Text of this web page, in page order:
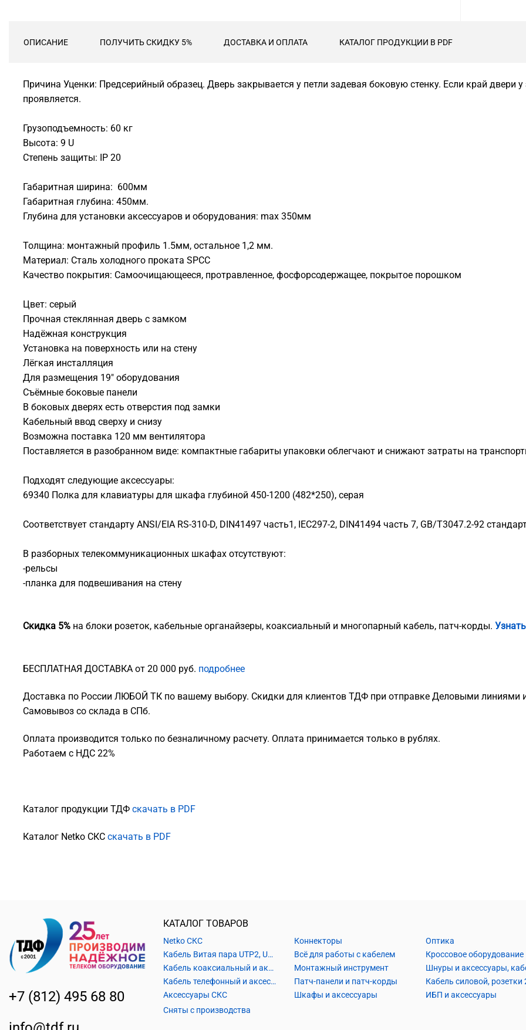
ОПИСАНИЕ ПОЛУЧИТЬ СКИДКУ 5% ДОСТАВКА И ОПЛАТА КАТАЛОГ ПРОДУКЦИИ В PDF
Причина Уценки: Предсерийный образец. Дверь закрывается у петли задевая боковую стенку. Если край
проявляется.
Грузоподъемность: 60 кг
Высота: 9 U
Степень защиты: IP 20
Габаритная ширина: 600мм
Габаритная глубина: 450мм.
Глубина для установки аксессуаров и оборудования: max 350мм
Толщина: монтажный профиль 1.5мм, остальное 1,2 мм.
Материал: Сталь холодного проката SPCC
Качество покрытия: Самоочищающееся, протравленное, фосфорсодержащее, покрытое порошком
Цвет: серый
Прочная стеклянная дверь с замком
Надёжная конструкция
Установка на поверхность или на стену
Лёгкая инсталляция
Для размещения 19" оборудования
Съёмные боковые панели
В боковых дверях есть отверстия под замки
Кабельный ввод сверху и снизу
Возможна поставка 120 мм вентилятора
Поставляется в разобранном виде: компактные габариты упаковки облегчают и снижают затраты на
Подходят следующие аксессуары:
69340 Полка для клавиатуры для шкафа глубиной 450-1200 (482*250), серая
Соответствует стандарту ANSI/EIA RS-310-D, DIN41497 часть1, IEC297-2, DIN41494 часть 7, GB/T3047.2-92
В разборных телекоммуникационных шкафах отсутствуют:
-рельсы
-планка для подвешивания на стену
Скидка 5% на блоки розеток, кабельные органайзеры, коаксиальный и многопарный кабель, патч-корды.
БЕСПЛАТНАЯ ДОСТАВКА от 20 000 руб. подробнее
Доставка по России ЛЮБОЙ ТК по вашему выбору. Скидки для клиентов ТДФ при отправке Деловыми линиями
Самовывоз со склада в СПб.
Оплата производится только по безналичному расчету. Оплата принимается только в рублях.
Работаем с НДС 22%
Каталог продукции ТДФ скачать в PDF
Каталог Netko СКС скачать в PDF
+7 (812) 495 68 80
КАТАЛОГ ТОВАРОВ
Netko СКС
Кабель Витая пара UTP2, UTP4, FTP2, FTP4
Кабель коаксиальный и аксессуары
Кабель телефонный и аксессуары
Аксессуары СКС
Коннекторы
Всё для работы с кабелем
Монтажный инструмент
Патч-панели и патч-корды
Шкафы и аксессуары
Оптика
Кроссовое оборудование
ИБП и аксессуары
Сняты с производства